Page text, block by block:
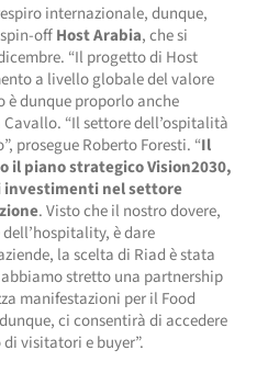
internazionale, dunque,
offHost Arabia, che si
“Il progetto di Host
a livello globale del valore
è dunque proporlo anche
Cavallo. “Il settore dell’ospitalità
prosegue Roberto Foresti. “Il
il piano strategico Vision2030,
investimenti nel settore
. Visto che il nostro dovere,
è dare
la scelta di Riad è stata
stretto una partnership
manifestazioni per il Food
ci consentirà di accedere
visitatori e buyer”.